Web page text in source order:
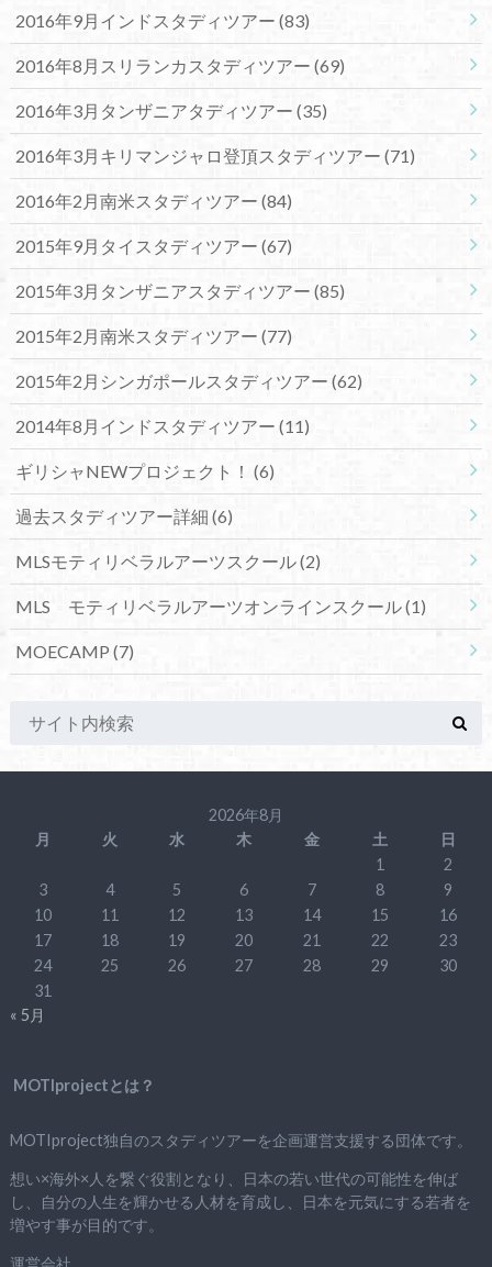
2016年9月インドスタディツアー (83)
2016年8月スリランカスタディツアー (69)
2016年3月タンザニアタディツアー (35)
2016年3月キリマンジャロ登頂スタディツアー (71)
2016年2月南米スタディツアー (84)
2015年9月タイスタディツアー (67)
2015年3月タンザニアスタディツアー (85)
2015年2月南米スタディツアー (77)
2015年2月シンガポールスタディツアー (62)
2014年8月インドスタディツアー (11)
ギリシャNEWプロジェクト！ (6)
過去スタディツアー詳細 (6)
MLSモティリベラルアーツスクール(2)
MLS モティリベラルアーツオンラインスクール(1)
MOECAMP (7)
2026年8月
月
火 水 木 金 土
日
1
2
3
4 5 6 7 8
9
10
11 12 13 14 15
16
17
18 19 20 21 22
23
24
25 26 27 28 29
30
31
« 5月
MOTIprojectとは？
MOTIproject独自のスタディツアーを企画運営支援する団体です。
想い×海外×人を繋ぐ役割となり、日本の若い世代の可能性を伸ば
し、自分の人生を輝かせる人材を育成し、日本を元気にする若者を
増やす事が目的です。